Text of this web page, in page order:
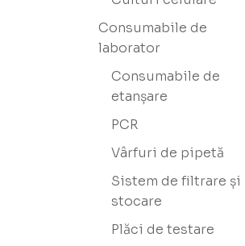
Consumabile de
laborator
Consumabile de
etanșare
PCR
Vârfuri de pipetă
Sistem de filtrare și
stocare
Plăci de testare